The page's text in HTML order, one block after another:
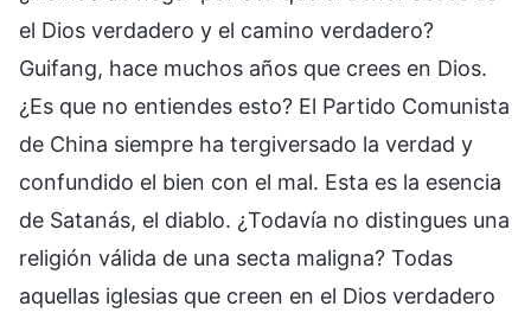
el Dios verdadero y el camino verdadero?
Guifang, hace muchos años que crees en Dios.
¿Es que no entiendes esto? El Partido Comunista
de China siempre ha tergiversado la verdad y
confundido el bien con el mal. Esta es la esencia
de Satanás, el diablo. ¿Todavía no distingues una
religión válida de una secta maligna? Todas
aquellas iglesias que creen en el Dios verdadero